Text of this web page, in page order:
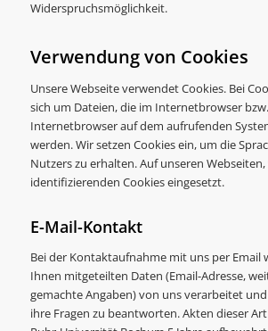
Widerspruchsmöglichkeit.
Verwendung von Cookies
Unsere Webseite verwendet Cookies. Bei
sich um Dateien, die im Internetbrowser
Internetbrowser auf dem aufrufenden
werden. Wir setzen Cookies ein, um die
Nutzers zu erhalten. Auf unseren
identifizierenden Cookies eingesetzt.
E-Mail-Kontakt
Bei der Kontaktaufnahme mit uns per Email
Ihnen mitgeteilten Daten (Email-Adresse,
gemachte Angaben) von uns verarbeitet
ihre Fragen zu beantworten. Akten dieser